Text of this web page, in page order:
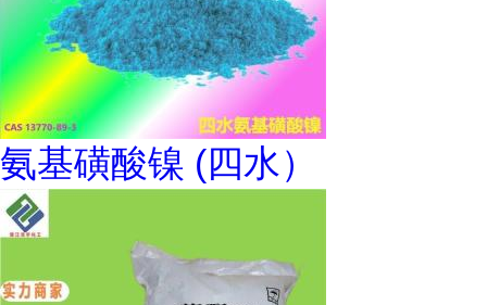
氨基磺酸镍 (四水）